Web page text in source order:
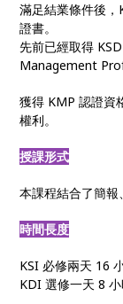
滿足結業條件後
證書。
先前已經取得
Management
獲得 KMP 認證資
權利。
授課形式
本課程結合了簡報
時間長度
KSI 必修兩天 16
KDI 選修一天 8